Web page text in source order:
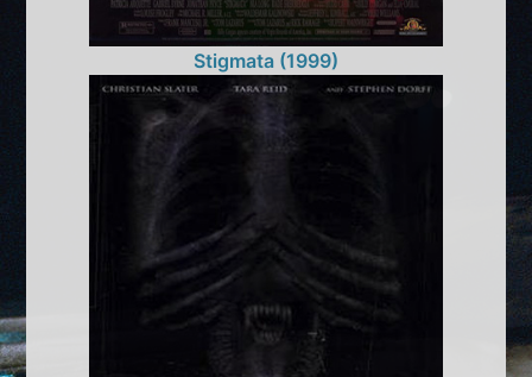
Stigmata (1999)